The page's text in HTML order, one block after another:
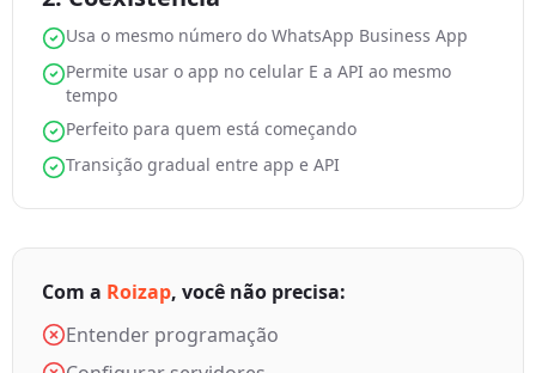
Usa o mesmo número do WhatsApp Business App
Permite usar o app no celular E a API ao mesmo
tempo
Perfeito para quem está começando
Transição gradual entre app e API
Com a Roizap, você não precisa:
Entender programação